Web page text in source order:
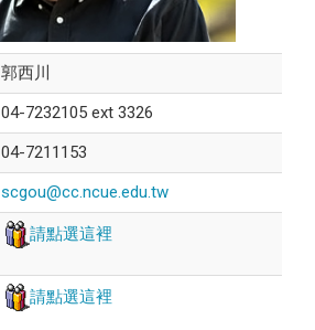
郭西川
04-7232105 ext 3326
04-7211153
scgou@cc.ncue.edu.tw
請點選這裡
請點選這裡